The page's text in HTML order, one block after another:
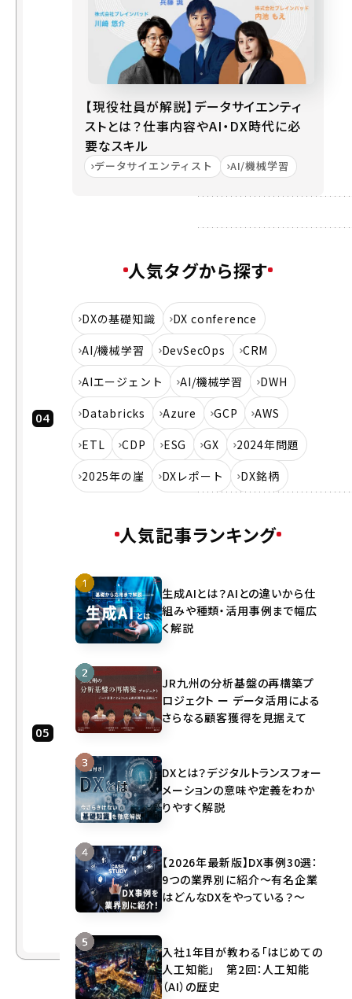
「ガ
ード
レー
ル」
Dev
Sec
Ops
の浸
透に
自分
たち
は何
をす
れば
いい
お
を
伺
っ
た
【現役社員が解説】データサイエンティ
ストとは？仕事内容やAI・DX時代に必
要なスキル
データサイエンティスト AI/機械学習
人気タグから探す
DXの基礎知識
DX conference
AI/機械学習
DevSecOps
CRM
AIエージェント
AI/機械学習
DWH
Databricks
Azure GCP
AWS
ETL
CDP ESG GX
2024年問題
2025年の崖
DXレポート DX銘柄
人気記事ランキング
生成AIとは？AIとの違いから仕
組みや種類・活用事例まで幅広
く解説
JR九州の分析基盤の再構築プ
ロジェクト ー データ活用による
さらなる顧客獲得を見据えて
DXとは？デジタルトランスフォー
メーションの意味や定義をわか
りやすく解説
【2026年最新版】DX事例30選：
9つの業界別に紹介～有名企業
はどんなDXをやっている？～
入社1年目が教わる「はじめての
人工知能」 第2回：人工知能
（AI）の歴史